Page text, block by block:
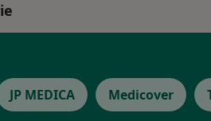
JP MEDICA Medicover